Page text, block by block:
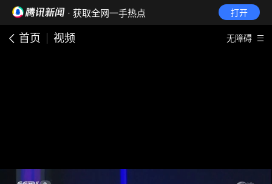
· 获取全网一手热点 打开
首页 视频 无障碍